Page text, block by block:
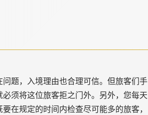
题，入境理由也合理可信。但旅客们手
须将这位旅客拒之门外。另外，您每天
在规定的时间内检查尽可能多的旅客，